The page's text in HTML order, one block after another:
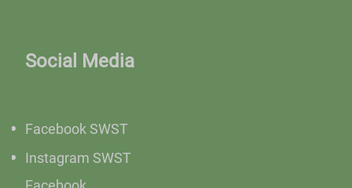
Social Media
Facebook SWST
Instagram SWST